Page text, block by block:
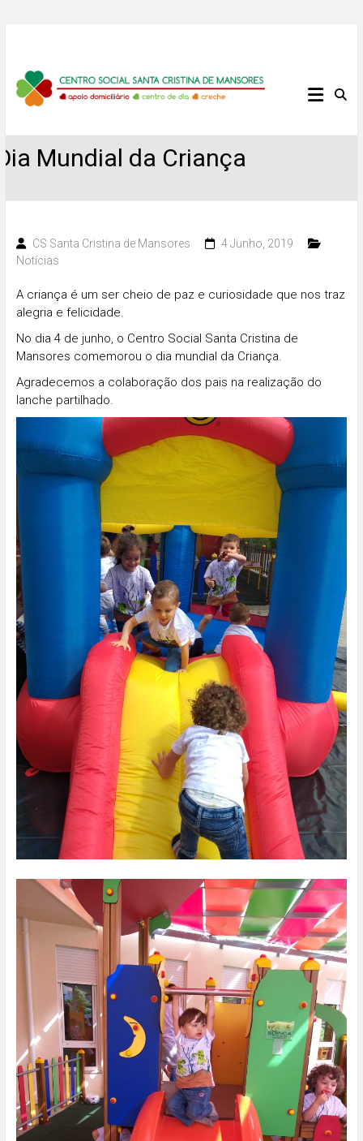
content
Centro
Santa
Cristina
de
Mansores
Mundial da Criança
CS Santa Cristina de Mansores
4 Junho, 2019
Notícias
A criança é um ser cheio de paz e curiosidade que nos traz
alegria e felicidade.
No dia 4 de junho, o Centro Social Santa Cristina de
Mansores comemorou o dia mundial da Criança.
Agradecemos a colaboração dos pais na realização do
lanche partilhado.